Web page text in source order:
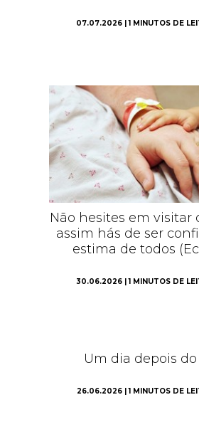
07.07.2026 | 1 MINUTOS DE
Não hesites em visitar
assim hás de ser
estima de todos
30.06.2026 | 1 MINUTOS DE
Um dia depois
26.06.2026 | 1 MINUTOS DE